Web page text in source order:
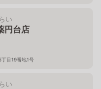
い
円台店
目19番地1号
い